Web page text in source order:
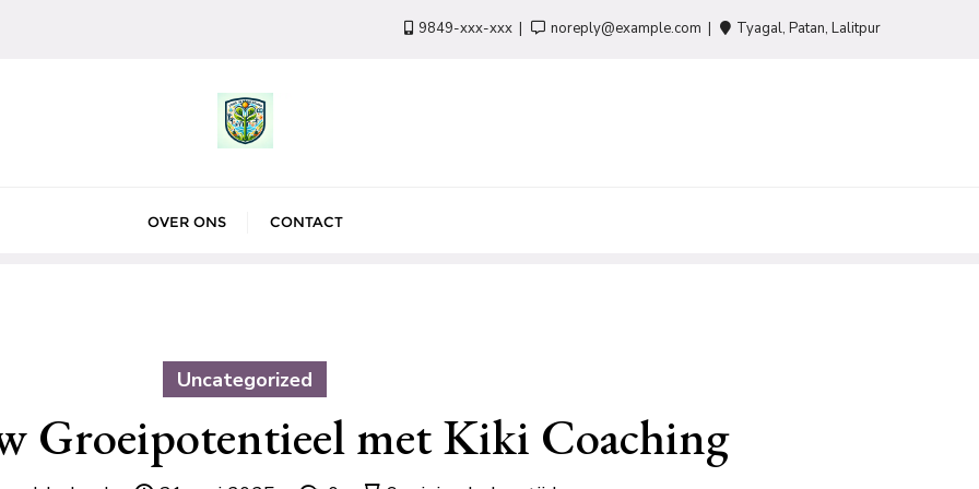
9849-xxx-xxx noreply@example.com Tyagal, Patan, Lalitpur
OVER ONS CONTACT
Uncategorized
Groeipotentieel met Kiki Coaching